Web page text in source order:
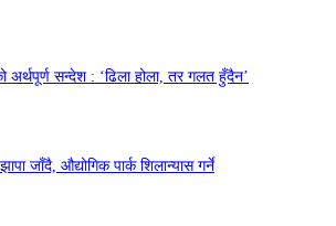
अर्थपूर्ण सन्देश : ‘ढिला होला, तर गलत हुँदैन’
जाँदै, औद्योगिक पार्क शिलान्यास गर्ने